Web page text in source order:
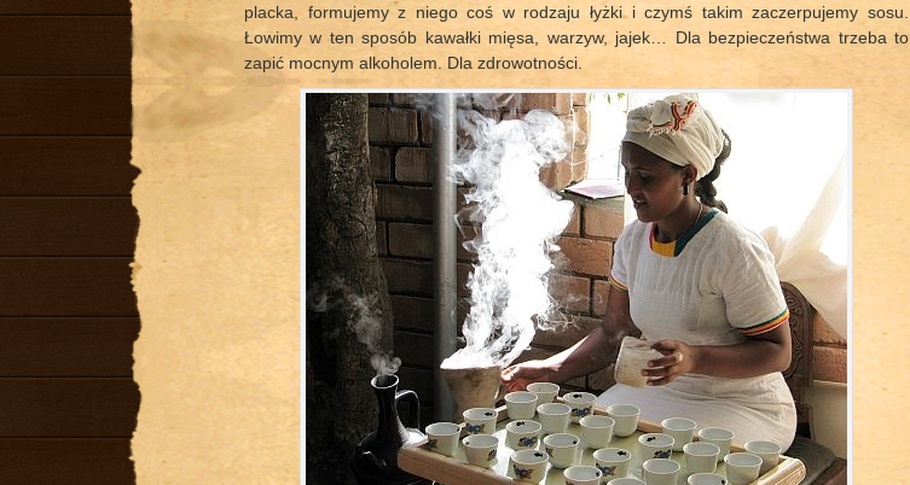
placka, formujemy z niego coś w rodzaju łyżki i czymś takim zaczerpujemy sosu.
Łowimy w ten sposób kawałki mięsa, warzyw, jajek… Dla bezpieczeństwa trzeba to
zapić mocnym alkoholem. Dla zdrowotności.